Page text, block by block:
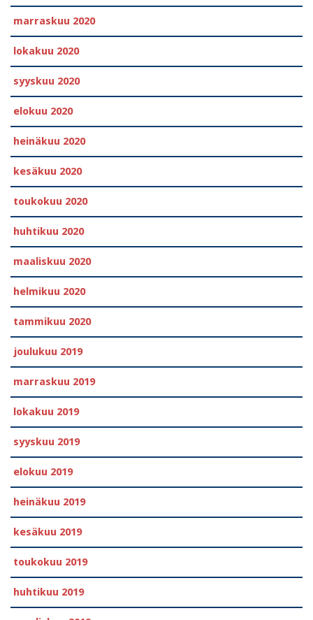
marraskuu 2020
lokakuu 2020
syyskuu 2020
elokuu 2020
heinäkuu 2020
kesäkuu 2020
toukokuu 2020
huhtikuu 2020
maaliskuu 2020
helmikuu 2020
tammikuu 2020
joulukuu 2019
marraskuu 2019
lokakuu 2019
syyskuu 2019
elokuu 2019
heinäkuu 2019
kesäkuu 2019
toukokuu 2019
huhtikuu 2019